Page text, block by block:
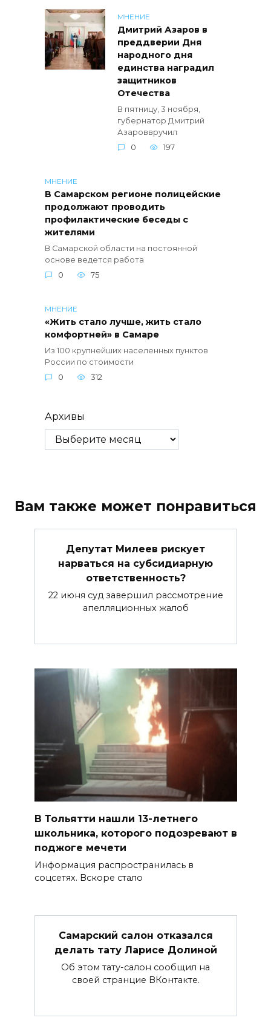
МНЕНИЕ
Дмитрий Азаров в
преддверии Дня
народного дня
единства наградил
защитников
Отечества
В пятницу, 3 ноября,
губернатор Дмитрий
Азароввручил
0
197
МНЕНИЕ
В Самарском регионе полицейские
продолжают проводить
профилактические беседы с
жителями
В Самарской области на постоянной
основе ведется работа
0
75
МНЕНИЕ
«Жить стало лучше, жить стало
комфортней» в Самаре
Из 100 крупнейших населенных пунктов
России по стоимости
0
312
Архивы
Вам также может понравиться
Депутат Милеев рискует
нарваться на субсидиарную
ответственность?
22 июня суд завершил рассмотрение
апелляционных жалоб
В Тольятти нашли 13-летнего
школьника, которого подозревают в
поджоге мечети
Информация распространилась в
соцсетях. Вскоре стало
Самарский салон отказался
делать тату Ларисе Долиной
Об этом тату-салон сообщил на
своей странцие ВКонтакте.